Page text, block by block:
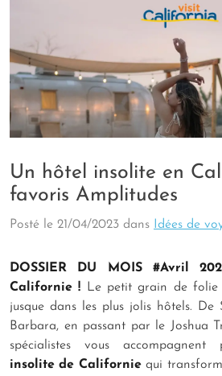
Un hôtel insolite en
favoris Amplitudes
Posté le 21/04/2023 dans Idées de
DOSSIER DU MOIS #Avril
Californie !
Le petit grain de folie
jusque dans les plus jolis hôtels. De
Barbara, en passant par le Joshua
spécialistes vous
insolite de Californiequi